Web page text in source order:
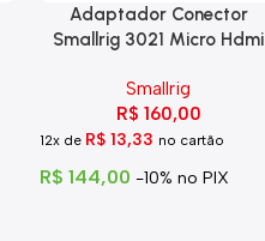
Adaptador Conector
Smallrig 3021 Micro Hdmi
Smallrig
R$ 160,00
12x de R$13,33 no cartão
R$ 144,00 -10% no PIX